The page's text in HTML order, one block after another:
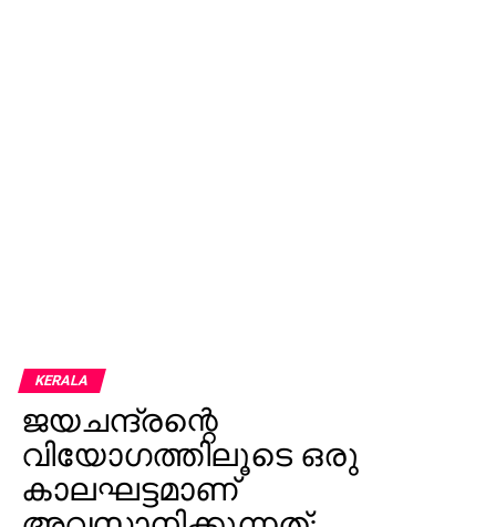
KERALA
ജയചന്ദ്രന്റെ
വിയോഗത്തിലൂടെ ഒരു
കാലഘട്ടമാണ്